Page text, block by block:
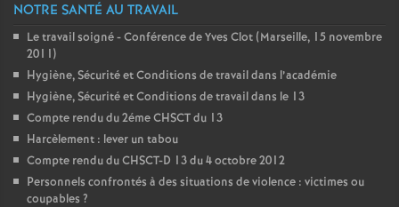
NOTRE SANTÉ AU TRAVAIL
Le travail soigné - Conférence de Yves Clot (Marseille, 15 novembre
2011)
Hygiène, Sécurité et Conditions de travail dans l’académie
Hygiène, Sécurité et Conditions de travail dans le 13
Compte rendu du 2éme CHSCT du 13
Harcèlement : lever un tabou
Compte rendu du CHSCT-D 13 du 4 octobre 2012
Personnels confrontés à des situations de violence : victimes ou
coupables ?